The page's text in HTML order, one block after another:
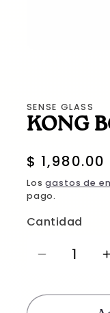
en
una
SENSE GLASS
KONG
Precio
habitual
$ 1,980.00
Losgastos de
pago.
Cantidad
Reducir